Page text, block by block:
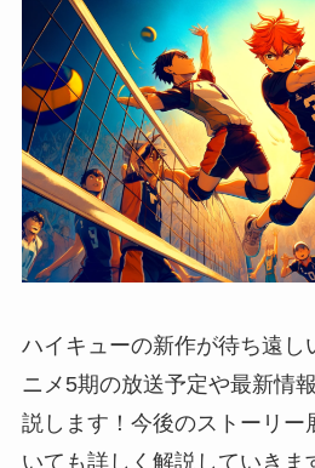
ハイキューの新作が待ち遠し
ニメ5期の放送予定や最新情
説します！今後のストーリー
いても詳しく解説していきま